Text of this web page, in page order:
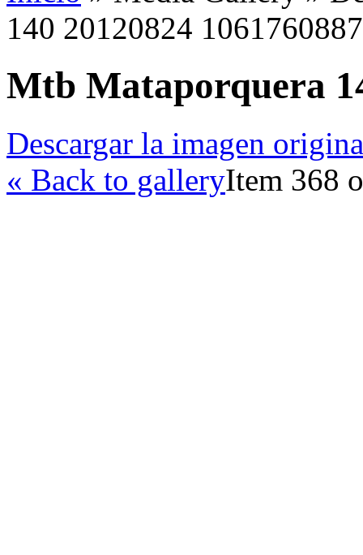
140 20120824 1061760887
Mtb Mataporquera
Descargar la imagen
« Back to galleryItem 368